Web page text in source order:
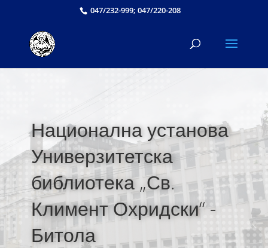
047/232-999; 047/220-208
Национална установа
Универзитетска
библиотека „Св.
Климент Охридски“ -
Битола